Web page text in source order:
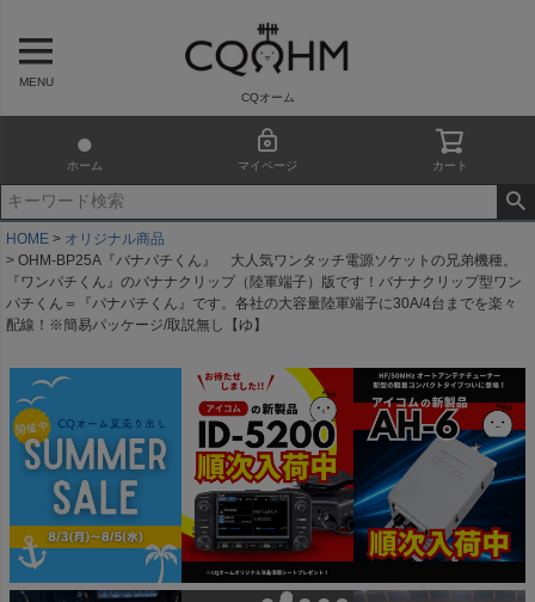
MENU
CQオーム
ホーム マイページ カート
HOME
オリジナル商品
OHM-BP25A『バナパチくん』 大人気ワンタッチ電源ソケットの兄弟機種。
『ワンパチくん』のバナナクリップ（陸軍端子）版です！バナナクリップ型ワン
パチくん＝『バナパチくん』です。各社の大容量陸軍端子に30A/4台までを楽々
配線！※簡易パッケージ/取説無し【ゆ】